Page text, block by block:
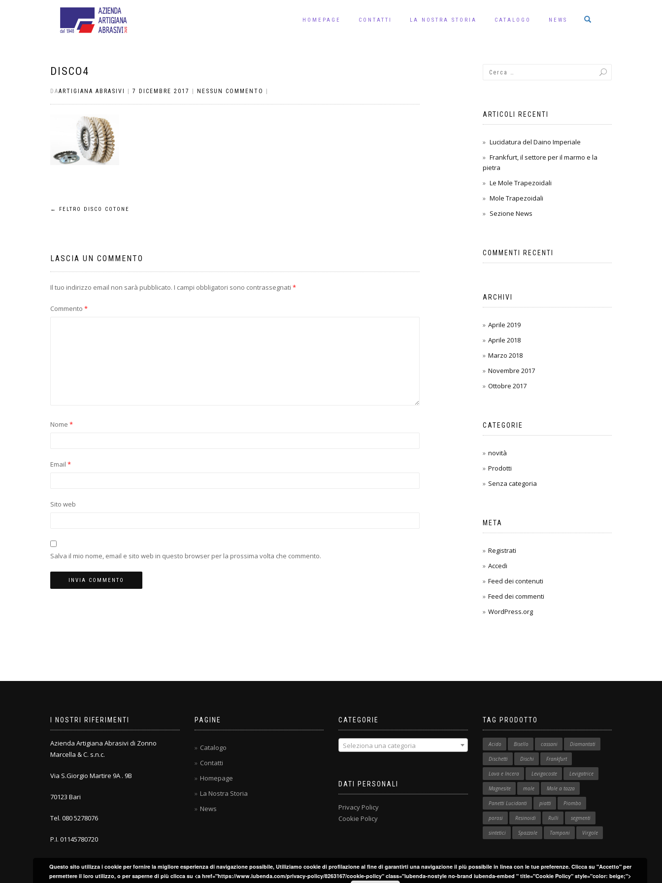
HOMEPAGE CONTATTI LA NOSTRA STORIA CATALOGO NEWS
DISCO4
DAARTIGIANA ABRASIVI 7 DICEMBRE 2017 NESSUN COMMENTO
Navigazione
← FELTRO DISCO COTONE
LASCIA UN COMMENTO
Il tuo indirizzo email non sarà pubblicato. I campi obbligatori sono contrassegnati *
Commento *
Nome *
Email *
Sito web
Salva il mio nome, email e sito web in questo browser per la prossima volta che commento.
ARTICOLI RECENTI
Lucidatura del Daino Imperiale
Frankfurt, il settore per il marmo e la
pietra
Le Mole Trapezoidali
Mole Trapezoidali
Sezione News
COMMENTI RECENTI
ARCHIVI
Aprile 2019
Aprile 2018
Marzo 2018
Novembre 2017
Ottobre 2017
CATEGORIE
novità
Prodotti
Senza categoria
META
Registrati
Accedi
Feed dei contenuti
Feed dei commenti
WordPress.org
I NOSTRI RIFERIMENTI
Azienda Artigiana Abrasivi di Zonno
Marcella & C. s.n.c.
Via S.Giorgio Martire 9A . 9B
70123 Bari
Tel. 080 5278076
P.I. 01145780720
PAGINE
Catalogo
Contatti
Homepage
La Nostra Storia
News
CATEGORIE
Seleziona una categoria
DATI PERSONALI
Privacy Policy
Cookie Policy
TAG PRODOTTO
Acido Bisello cassani Diamantati
Dischetti Dischi Frankfurt
Lava e Incera Levigacoste Levigatrice
Magnesite mole Mole a tazza
Panetti Lucidanti piatti Piombo
porosi Resinoidi Rulli segmenti
sintetici Spazzole Tamponi Virgole
Questo sito utilizza i cookie per fornire la migliore esperienza di navigazione possibile, Utiliziamo cookie di profilazione al fine di garantirti una navigazione il più possibile in linea con le tue preferenze. Clicca su "Accetto" per
permettere il loro utilizzo, o per saperne di più clicca su <a href="https://www.iubenda.com/privacy-policy/8263167/cookie-policy" class="iubenda-nostyle no-brand iubenda-embed " title="Cookie Policy" style="color: beige;">